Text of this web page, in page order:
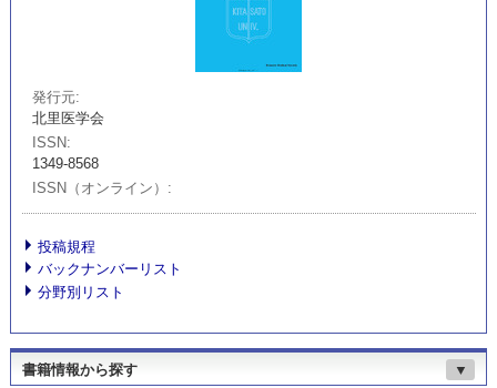
発行元
北里医学会
ISSN
1349-8568
ISSN（オンライン）
投稿規程
バックナンバーリスト
分野別リスト
書籍情報から探す ▼